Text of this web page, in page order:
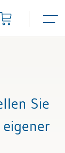
Sie
eigener